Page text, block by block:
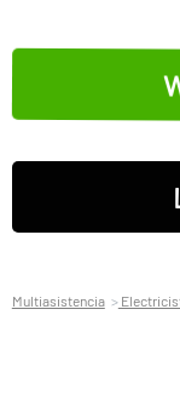
Multiasistencia